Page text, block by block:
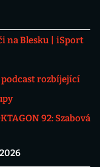
na Blesku
iSport
rozbíjející
92: Szabová